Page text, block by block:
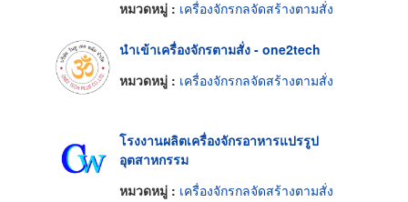
หมวดหมู่ : เครื่องจักรกลจัดสร้างตามสั่ง
นำเข้าเครื่องจักรตามสั่ง - one2tech
หมวดหมู่ : เครื่องจักรกลจัดสร้างตามสั่ง
โรงงานผลิตเครื่องจักรอาหารแปรรูป
อุตสาหกรรม
หมวดหมู่ : เครื่องจักรกลจัดสร้างตามสั่ง